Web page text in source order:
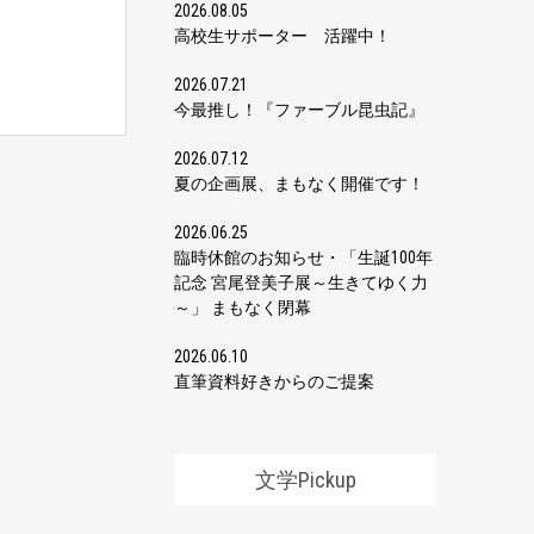
2026.08.05
高校生サポーター 活躍中！
2026.07.21
今最推し！『ファーブル昆虫記』
2026.07.12
夏の企画展、まもなく開催です！
2026.06.25
臨時休館のお知らせ・「生誕100年
記念 宮尾登美子展～生きてゆく力
～」 まもなく閉幕
2026.06.10
直筆資料好きからのご提案
文学Pickup